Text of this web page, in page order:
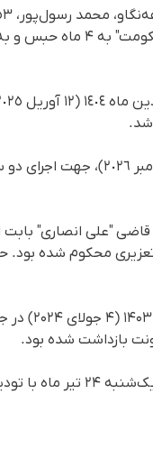
محمد رسول‌پور روز شنبه ٢٦
"علی انصاری"
نظام" به تحمل ٢ سال حبس
قابل ذکر
بازداشت شده بود.